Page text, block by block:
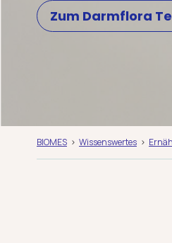
Zum Darmflora
BIOMES Wissenswertes